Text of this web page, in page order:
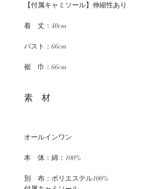
【付属キャミソール】伸縮性あり
着　丈：40cm
バスト：66cm
裾　巾：66cm
素 材
オールインワン
本　体：綿：100%
別　布：ポリエステル100%